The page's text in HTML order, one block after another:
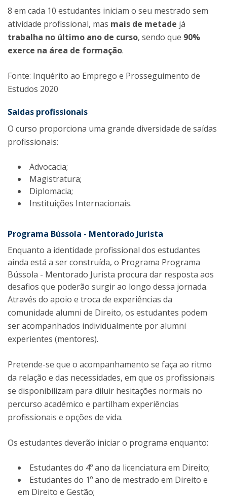
8 em cada 10 estudantes iniciam o seu mestrado sem
atividade profissional, mas mais de metade já
trabalha no último ano de curso, sendo que 90%
exerce na área de formação.
Fonte: Inquérito ao Emprego e Prosseguimento de
Estudos 2020
Saídas profissionais
O curso proporciona uma grande diversidade de saídas
profissionais:
Advocacia;
Magistratura;
Diplomacia;
Instituições Internacionais.
Programa Bússola - Mentorado Jurista
Enquanto a identidade profissional dos estudantes
ainda está a ser construída, o Programa Programa
Bússola - Mentorado Jurista procura dar resposta aos
desafios que poderão surgir ao longo dessa jornada.
Através do apoio e troca de experiências da
comunidade alumni de Direito, os estudantes podem
ser acompanhados individualmente por alumni
experientes (mentores).
Pretende-se que o acompanhamento se faça ao ritmo
da relação e das necessidades, em que os profissionais
se disponibilizam para diluir hesitações normais no
percurso académico e partilham experiências
profissionais e opções de vida.
Os estudantes deverão iniciar o programa enquanto:
Estudantes do 4º ano da licenciatura em Direito;
Estudantes do 1º ano de mestrado em Direito e
em Direito e Gestão;